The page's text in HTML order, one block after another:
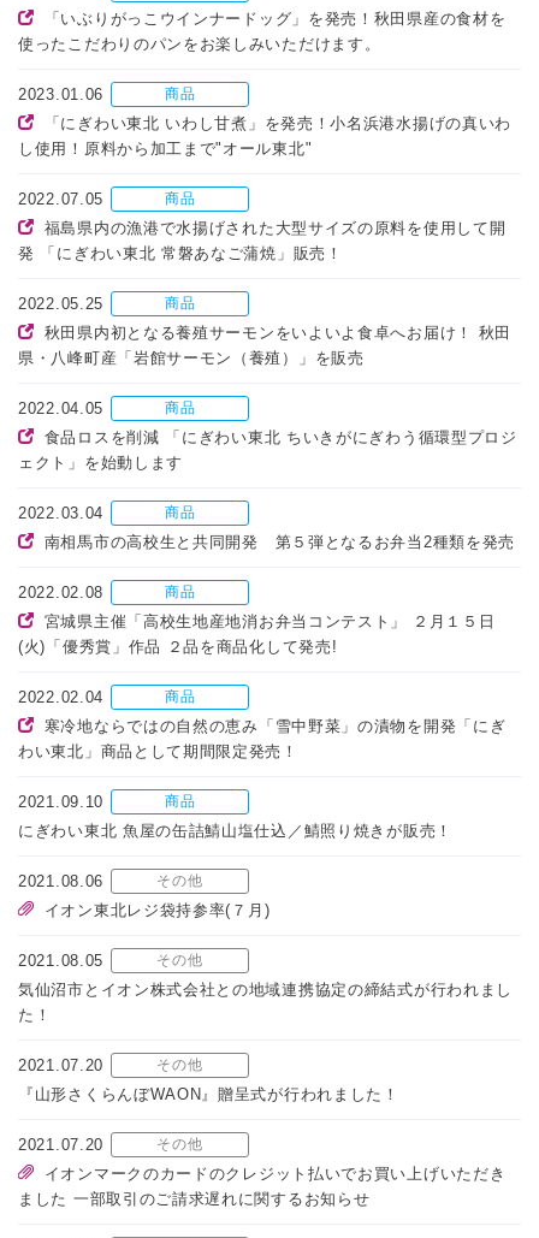
「いぶりがっこウインナードッグ」を発売！秋田県産の食材を
使ったこだわりのパンをお楽しみいただけます。
2023.01.06 商品
「にぎわい東北 いわし甘煮」を発売！小名浜港水揚げの真いわ
し使用！原料から加工まで"オール東北"
2022.07.05 商品
福島県内の漁港で水揚げされた大型サイズの原料を使用して開
発 「にぎわい東北 常磐あなご蒲焼」販売！
2022.05.25 商品
秋田県内初となる養殖サーモンをいよいよ食卓へお届け！ 秋田
県・八峰町産「岩館サーモン（養殖）」を販売
2022.04.05 商品
食品ロスを削減 「にぎわい東北 ちいきがにぎわう循環型プロジ
ェクト」を始動します
2022.03.04 商品
南相馬市の高校生と共同開発 第５弾となるお弁当2種類を発売
2022.02.08 商品
宮城県主催「高校生地産地消お弁当コンテスト」 ２月１５日
(火)「優秀賞」作品 ２品を商品化して発売!
2022.02.04 商品
寒冷地ならではの自然の恵み「雪中野菜」の漬物を開発「にぎ
わい東北」商品として期間限定発売！
2021.09.10 商品
にぎわい東北 魚屋の缶詰鯖山塩仕込／鯖照り焼きが販売！
2021.08.06 その他
イオン東北レジ袋持参率(７月)
2021.08.05 その他
気仙沼市とイオン株式会社との地域連携協定の締結式が行われまし
た！
2021.07.20 その他
『山形さくらんぼWAON』贈呈式が行われました！
2021.07.20 その他
イオンマークのカードのクレジット払いでお買い上げいただき
ました 一部取引のご請求遅れに関するお知らせ